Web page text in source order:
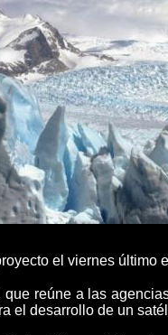
el viernes último
reúne a las
el desarrollo de un